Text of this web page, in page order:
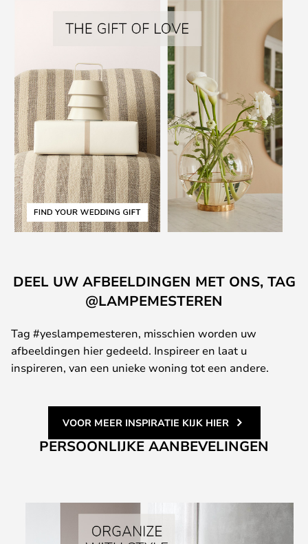
DEEL UW AFBEELDINGEN MET ONS, TAG
@LAMPEMESTEREN
Tag #yeslampemesteren, misschien worden uw
afbeeldingen hier gedeeld. Inspireer en laat u
inspireren, van een unieke woning tot een andere.
VOOR MEER INSPIRATIE KIJK HIER
PERSOONLIJKE AANBEVELINGEN